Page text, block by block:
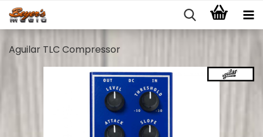
Aguilar TLC Compressor